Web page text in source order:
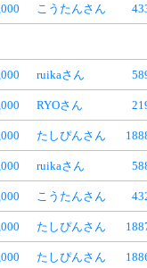
こうたんさん
ruikaさん
RYOさん
たしぴんさん
ruikaさん
こうたんさん
たしぴんさん
たしぴんさん